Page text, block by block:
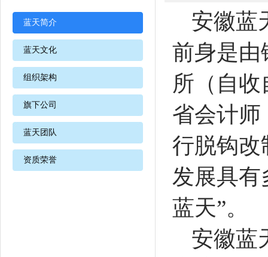
蓝天简介
蓝天文化
组织架构
旗下公司
蓝天团队
资质荣誉
安徽蓝
前身是由
所（自
省会计师
行脱钩改
发展具有
蓝天”。
安徽蓝